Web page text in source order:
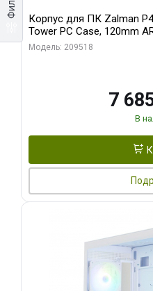
Корпус для ПК Zalman
Tower PC Case, 120mm
Модель: 209518
7
В